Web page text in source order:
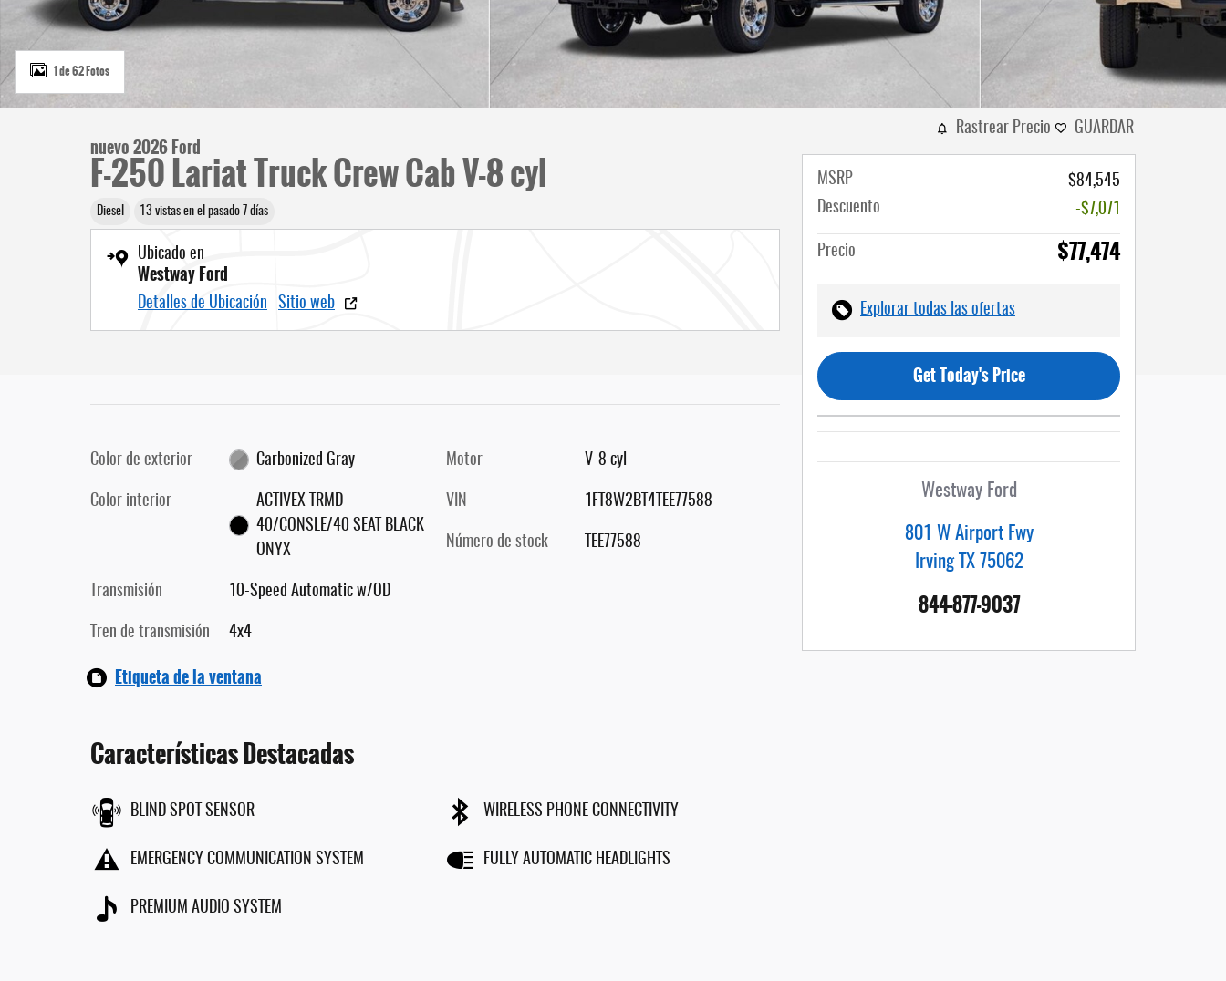
1 de 62 Fotos
nuevo 2026 Ford
F-250 Lariat Truck Crew Cab V-8 cyl
Diesel 13 vistas en el pasado 7 días
Ubicado en
Westway Ford
Detalles de Ubicación Sitio web
Color de exterior Carbonized Gray
Color interior
ACTIVEX TRMD
40/CONSLE/40 SEAT BLACK
ONYX
Transmisión 10-Speed Automatic w/OD
Tren de transmisión 4x4
Motor V-8 cyl
VIN 1FT8W2BT4TEE77588
Número de stock TEE77588
Etiqueta de la ventana
Características Destacadas
BLIND SPOT SENSOR
EMERGENCY COMMUNICATION SYSTEM
PREMIUM AUDIO SYSTEM
WIRELESS PHONE CONNECTIVITY
FULLY AUTOMATIC HEADLIGHTS
Rastrear Precio GUARDAR
MSRP
$84,545
Descuento
-$7,071
Precio $77,474
Explorar todas las ofertas
Get Today's Price
Westway Ford
801 W Airport Fwy
Irving
TX 75062
844-877-9037